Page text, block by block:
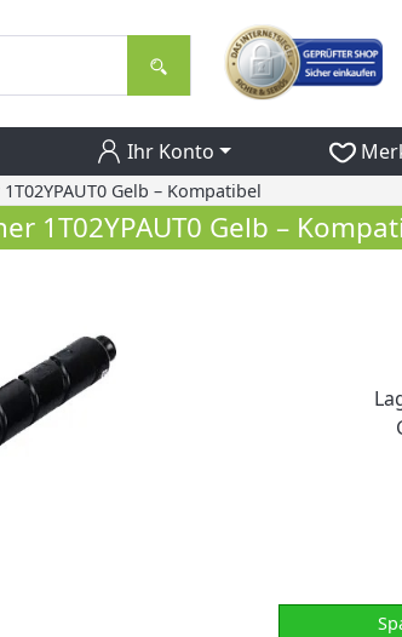
Ihr Konto
Gelb – Kompatibel
1T02YPAUT0 Gelb –